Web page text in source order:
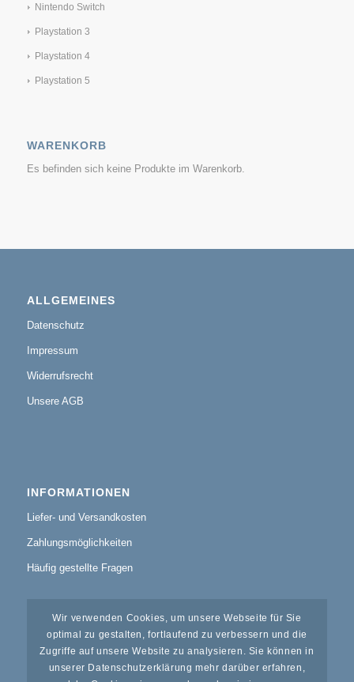
Nintendo Switch
Playstation 3
Playstation 4
Playstation 5
WARENKORB
Es befinden sich keine Produkte im Warenkorb.
ALLGEMEINES
Datenschutz
Impressum
Widerrufsrecht
Unsere AGB
INFORMATIONEN
Liefer- und Versandkosten
Zahlungsmöglichkeiten
Häufig gestellte Fragen
KUNDENSERVICE
Wir verwenden Cookies, um unsere Webseite für Sie
optimal zu gestalten, fortlaufend zu verbessern und die
Zugriffe auf unsere Website zu analysieren. Sie können in
unserer Datenschutzerklärung mehr darüber erfahren,